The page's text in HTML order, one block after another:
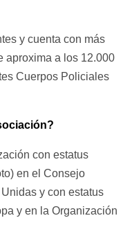
y cuenta con más
aproxima a los 12.000
Cuerpos Policiales
con estatus
en el Consejo
y con estatus
y en la Organización